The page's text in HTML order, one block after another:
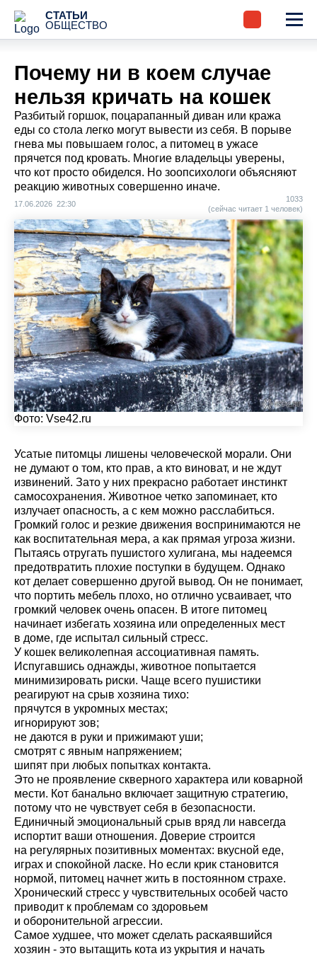
СТАТЬИ
ОБЩЕСТВО
Почему ни в коем случае
нельзя кричать на кошек
Разбитый горшок, поцарапанный диван или кража
еды со стола легко могут вывести из себя. В порыве
гнева мы повышаем голос, а питомец в ужасе
прячется под кровать. Многие владельцы уверены,
что кот просто обиделся. Но зоопсихологи объясняют
реакцию животных совершенно иначе.
17.06.2026 22:30
1033
(сейчас читает 1 человек)
Фото: Vse42.ru
Усатые питомцы лишены человеческой морали. Они
не думают о том, кто прав, а кто виноват, и не ждут
извинений. Зато у них прекрасно работает инстинкт
самосохранения. Животное четко запоминает, кто
излучает опасность, а с кем можно расслабиться.
Громкий голос и резкие движения воспринимаются не
как воспитательная мера, а как прямая угроза жизни.
Пытаясь отругать пушистого хулигана, мы надеемся
предотвратить плохие поступки в будущем. Однако
кот делает совершенно другой вывод. Он не понимает,
что портить мебель плохо, но отлично усваивает, что
громкий человек очень опасен. В итоге питомец
начинает избегать хозяина или определенных мест
в доме, где испытал сильный стресс.
У кошек великолепная ассоциативная память.
Испугавшись однажды, животное попытается
минимизировать риски. Чаще всего пушистики
реагируют на срыв хозяина тихо:
прячутся в укромных местах;
игнорируют зов;
не даются в руки и прижимают уши;
смотрят с явным напряжением;
шипят при любых попытках контакта.
Это не проявление скверного характера или коварной
мести. Кот банально включает защитную стратегию,
потому что не чувствует себя в безопасности.
Единичный эмоциональный срыв вряд ли навсегда
испортит ваши отношения. Доверие строится
на регулярных позитивных моментах: вкусной еде,
играх и спокойной ласке. Но если крик становится
нормой, питомец начнет жить в постоянном страхе.
Хронический стресс у чувствительных особей часто
приводит к проблемам со здоровьем
и оборонительной агрессии.
Самое худшее, что может сделать раскаявшийся
хозяин - это вытащить кота из укрытия и начать